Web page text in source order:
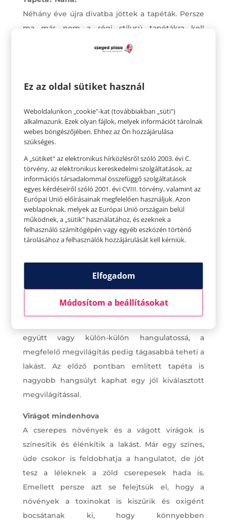
Néhány éve újra divatba jöttek a tapéták. Persze
ma már nem a régi stílusú tapétákra kell
gondolni. Kaphatók fantasztikus design tapéták,
amikkel a falfelületek kiemelését szuperül meg
teljesen más lesz a lakásnak. Fotótapétával igazi
Világosítsunk a lakáson világítással
A világítás segíthet a szoba hangulatának
együtt vagy külön-külön hangulatossá, a
megfelelő megvilágítás pedig tágasabbá teheti a
lakást. Az előző pontban említett tapéta is
nagyobb hangsúlyt kaphat egy jól kiválasztott
megvilágítással.
Virágot mindenhova
A cserepes növények és a vágott virágok is
színesítik és élénkítik a lakást. Már egy színes,
üde csokor is feldobhatja a hangulatot, de jót
tesz a léleknek a zöld cserepesek hada is.
Emellett persze azt se felejtsük el, hogy a
növények a toxinokat is kiszűrik és oxigént
bocsátanak ki, hogy könnyebben
Ez az oldal sütiket használ
Weboldalunkon „cookie"-kat (továbbiakban „süti")
alkalmazunk. Ezek olyan fájlok, melyek információt tárolnak
webes böngészőjében. Ehhez az Ön hozzájárulása
szükséges.
A „sütiket" az elektronikus hírközlésről szóló 2003. évi C.
törvény, az elektronikus kereskedelmi szolgáltatások, az
információs társadalommal összefüggő szolgáltatások
egyes kérdéseiről szóló 2001. évi CVIII. törvény, valamint az
Európai Unió előírásainak megfelelően használjuk. Azon
weblapoknak, melyek az Európai Unió országain belül
működnek, a „sütik" használatához, és ezeknek a
felhasználó számítógépén vagy egyéb eszközén történő
tárolásához a felhasználók hozzájárulását kell kérniük.
Elfogadom
Módosítom a beállításokat